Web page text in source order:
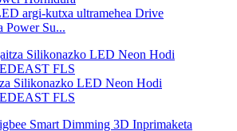
argi-kutxa ultramehea Drive
Power Su...
Silikonazko LED Neon Hodi
FLS